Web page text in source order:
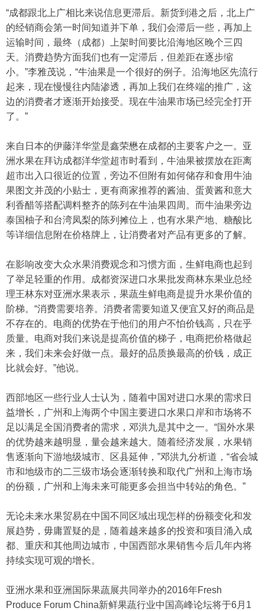
“成都跟北上广相比来说信息更滞后。新货到港之后，北上广
的经销商会第一时间知道并下单，我们会滞后一些，再加上
运输时间，最终（成都）上架时间要比沿海地区晚个三四
天。消费趋势方面我们也有一定滞后，但差距在逐步缩
小。”李雅茂说，“牛油果是一个很好的例子。沿海地区先流行
起来，现在慢慢往内陆渗透，再加上我们在终端的推广，这
边的消费者才逐渐开始接受。现在牛油果市场已经完全打开
了。”
来自日本的伊藤洋华堂是鑫荣懋在成都的主要客户之一。亚
洲水果在拜访成都洋华堂超市时看到，牛油果被摆放在距离
超市出入口很近的位置，旁边不但附有如何储存和食用牛油
果图文并茂的小贴士，更有商家推荐的酱油、蛋黄酱和意大
利香醋等搭配调料整齐的陈列在牛油果四周。而牛油果旁边
泰国柚子和台湾凤梨的陈列摊位上，也有水果产地、糖酸比
等详细信息附在价格牌上，让消费者对产品有更多的了解。
在影响改变大众水果消费观念和习惯方面，生鲜电商也起到
了举足轻重的作用。成都资深进口水果批发商林东果业总经
理王林东对亚洲水果表示，果蔬生鲜电商是提升水果价值的
阶梯。“消费需要培养。消费者需要知道又便宜又好的商品是
不存在的。电商的优势在于他们的用户不怕价钱高，只在乎
质量。电商对我们来说是提高价值的梯子，电商把价格做起
来，我们未来会好做一点。最好的品质换最高的价钱，成正
比就会好。”他说。
西部地区一些行业人士认为，随着中国对进口水果的需求日
益增长，广州和上海两个中国主要进口水果口岸和市场将不
足以满足全国消费者的需求，邓洪九是其中之一。“国外水果
的优势越来越明显，量会越来越大。随着经济发展，水果销
售逐渐向下游地级城市、区县延伸，”邓洪九分析道，“省会城
市和地级市的二三级市场会逐渐转换和取代广州和上海市场
的份额，广州和上海未来可能更多会担当中转站的角色。”
无论未来水果贸易在中国不同区域出现怎样的份额变化和发
展趋势，毋庸置疑的是，随着越来越多的投资和项目涌入成
都、重庆和其他周边城市，中国西部水果销售今后几年内将
持续实现可观的增长。
亚洲水果和亚洲国际果蔬展共同举办的2016年Fresh
Produce Forum China新鲜果蔬行业中国高峰论坛将于6月1